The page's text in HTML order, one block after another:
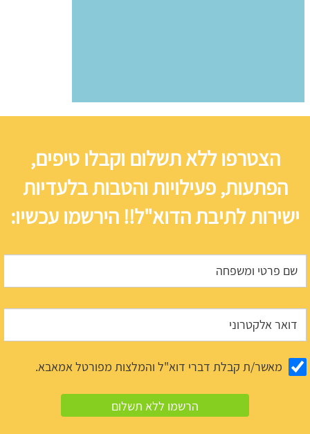
הצטרפו ללא תשלום וקבלו טיפים,
הפתעות, פעילויות והטבות בלעדיות
ישירות לתיבת הדוא"ל!! הירשמו עכשיו:
מאשר/ת קבלת דברי דוא"ל והמלצות מפורטל אמאבא.